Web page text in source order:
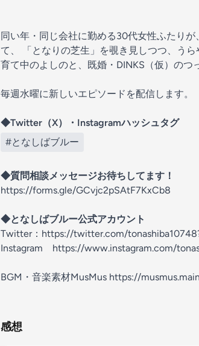
同い年・同じ会社に勤める30代女性ふたり
て、 「となりの芝生」を覗き見しつつ、う
育て中のよしのと、既婚・DINKS（仮）のつ
毎週水曜に新しいエピソードを配信します。
◆Twitter（X）・Instagramハッシュタグ
#となしばブルー
◆質問相談メッセージお待ちしてます！
https://forms.gle/GCvjc2pSAtF7KxCb8
◆となしばブルー公式アカウント
Twitter：⁠ https://twitter.com/
Instagram ⁠ https://www.instagram.com/
BGM・音楽素材MusMus https://
感想